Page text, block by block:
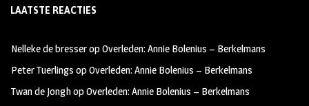
b
oo
k
ag
m
tt
LAATSTE REACTIES
Nelleke de bresseropOverleden: Annie Bolenius – Berkelmans
Peter Tuerlings opOverleden: Annie Bolenius – Berkelmans
Twan de JonghopOverleden: Annie Bolenius – Berkelmans